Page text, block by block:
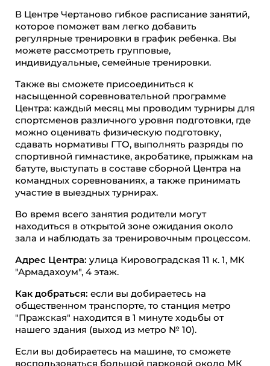
В Центре Чертаново гибкое расписание занятий,
которое поможет вам легко добавить
регулярные тренировки в график ребенка. Вы
можете рассмотреть групповые,
индивидуальные, семейные тренировки.
Также вы сможете присоединиться к
насыщенной соревновательной программе
Центра: каждый месяц мы проводим турниры для
спортсменов различного уровня подготовки, где
можно оценивать физическую подготовку,
сдавать нормативы ГТО, выполнять разряды по
спортивной гимнастике, акробатике, прыжкам на
батуте, выступать в составе сборной Центра на
командных соревнованиях, а также принимать
участие в выездных турнирах.
Во время всего занятия родители могут
находиться в открытой зоне ожидания около
зала и наблюдать за тренировочным процессом.
Адрес Центра: улица Кировоградская 11 к. 1, МК
"Армадахоум", 4 этаж.
Как добраться: если вы добираетесь на
общественном транспорте, то станция метро
"Пражская" находится в 1 минуте ходьбы от
нашего здания (выход из метро № 10).
Если вы добираетесь на машине, то сможете
воспользоваться большой парковой около МК